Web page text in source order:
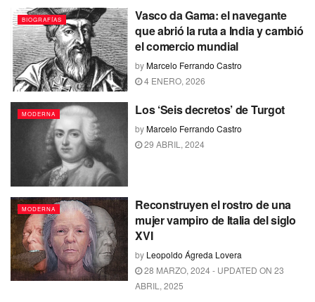
BIOGRAFÍAS
Vasco da Gama: el navegante
que abrió la ruta a India y cambió
el comercio mundial
byMarcelo Ferrando Castro
4 ENERO, 2026
MODERNA Los ‘Seis decretos’ de Turgot
byMarcelo Ferrando Castro
29 ABRIL, 2024
MODERNA
Reconstruyen el rostro de una
mujer vampiro de Italia del siglo
XVI
by Leopoldo Ágreda Lovera
28 MARZO, 2024 - UPDATED ON 23
ABRIL, 2025